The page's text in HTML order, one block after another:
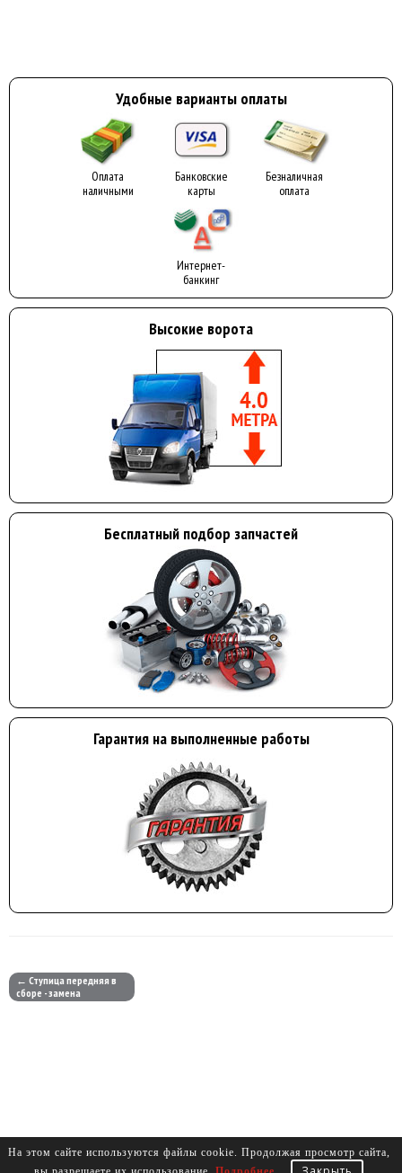
Удобные варианты оплаты
Оплата
наличными
Банковские
карты
Безналичная
оплата
Интернет-
банкинг
Высокие ворота
Бесплатный подбор запчастей
Гарантия на выполненные работы
← Ступица передняя в
сборе - замена
На этом сайте используются файлы cookie. Продолжая просмотр сайта,